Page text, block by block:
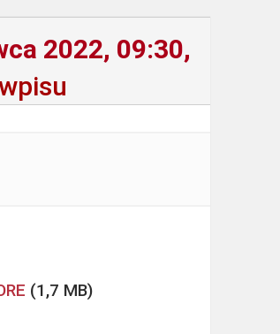
2022, 09:30,